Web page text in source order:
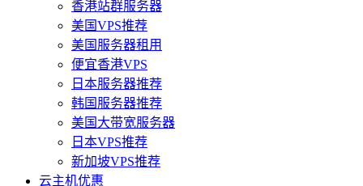
香港站群服务器
美国VPS推荐
美国服务器租用
便宜香港VPS
日本服务器推荐
韩国服务器推荐
美国大带宽服务器
日本VPS推荐
新加坡VPS推荐
云主机优惠